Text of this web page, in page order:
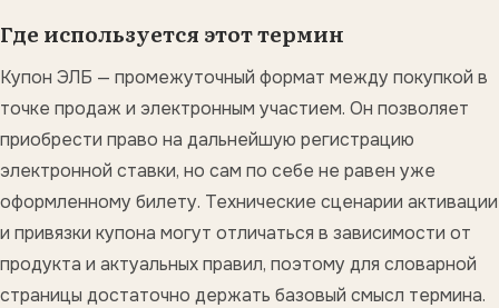
Где используется этот термин
Купон ЭЛБ — промежуточный формат между покупкой в
точке продаж и электронным участием. Он позволяет
приобрести право на дальнейшую регистрацию
электронной ставки, но сам по себе не равен уже
оформленному билету. Технические сценарии активации
и привязки купона могут отличаться в зависимости от
продукта и актуальных правил, поэтому для словарной
страницы достаточно держать базовый смысл термина.